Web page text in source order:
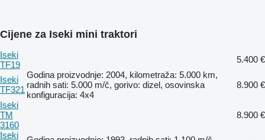
Cijene za Iseki mini traktori
Iseki
TF19
5.400 €
Iseki
TF321
Godina proizvodnje: 2004, kilometraža: 5.000 km,
radnih sati: 5.000 m/č, gorivo: dizel, osovinska
konfiguracija: 4x4
8.900 €
Iseki
TM
3160
8.900 €
Iseki